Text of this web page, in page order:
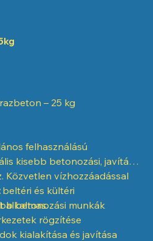
– 25 kg
felhasználású
kisebb betonozási, javítási
Közvetlen vízhozzáadással
és kültéri
alkalmas.
betonozási munkák
rögzítése
kialakítása és javítása